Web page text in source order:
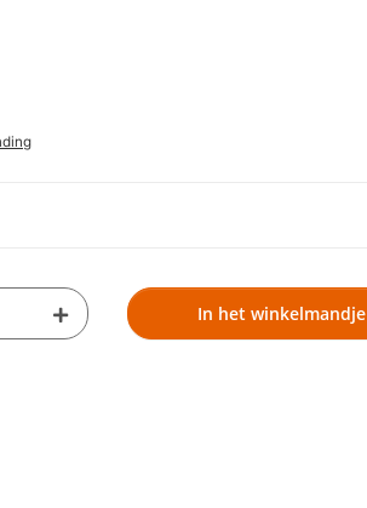
In het winkelmandje